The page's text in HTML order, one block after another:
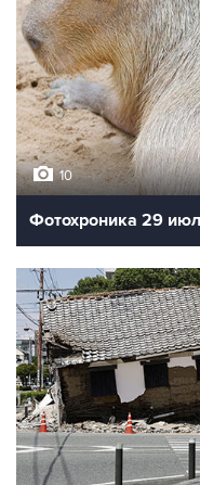
10
Фотохроника 29